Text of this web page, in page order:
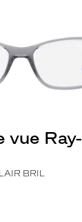
vue Ray-
BRIL